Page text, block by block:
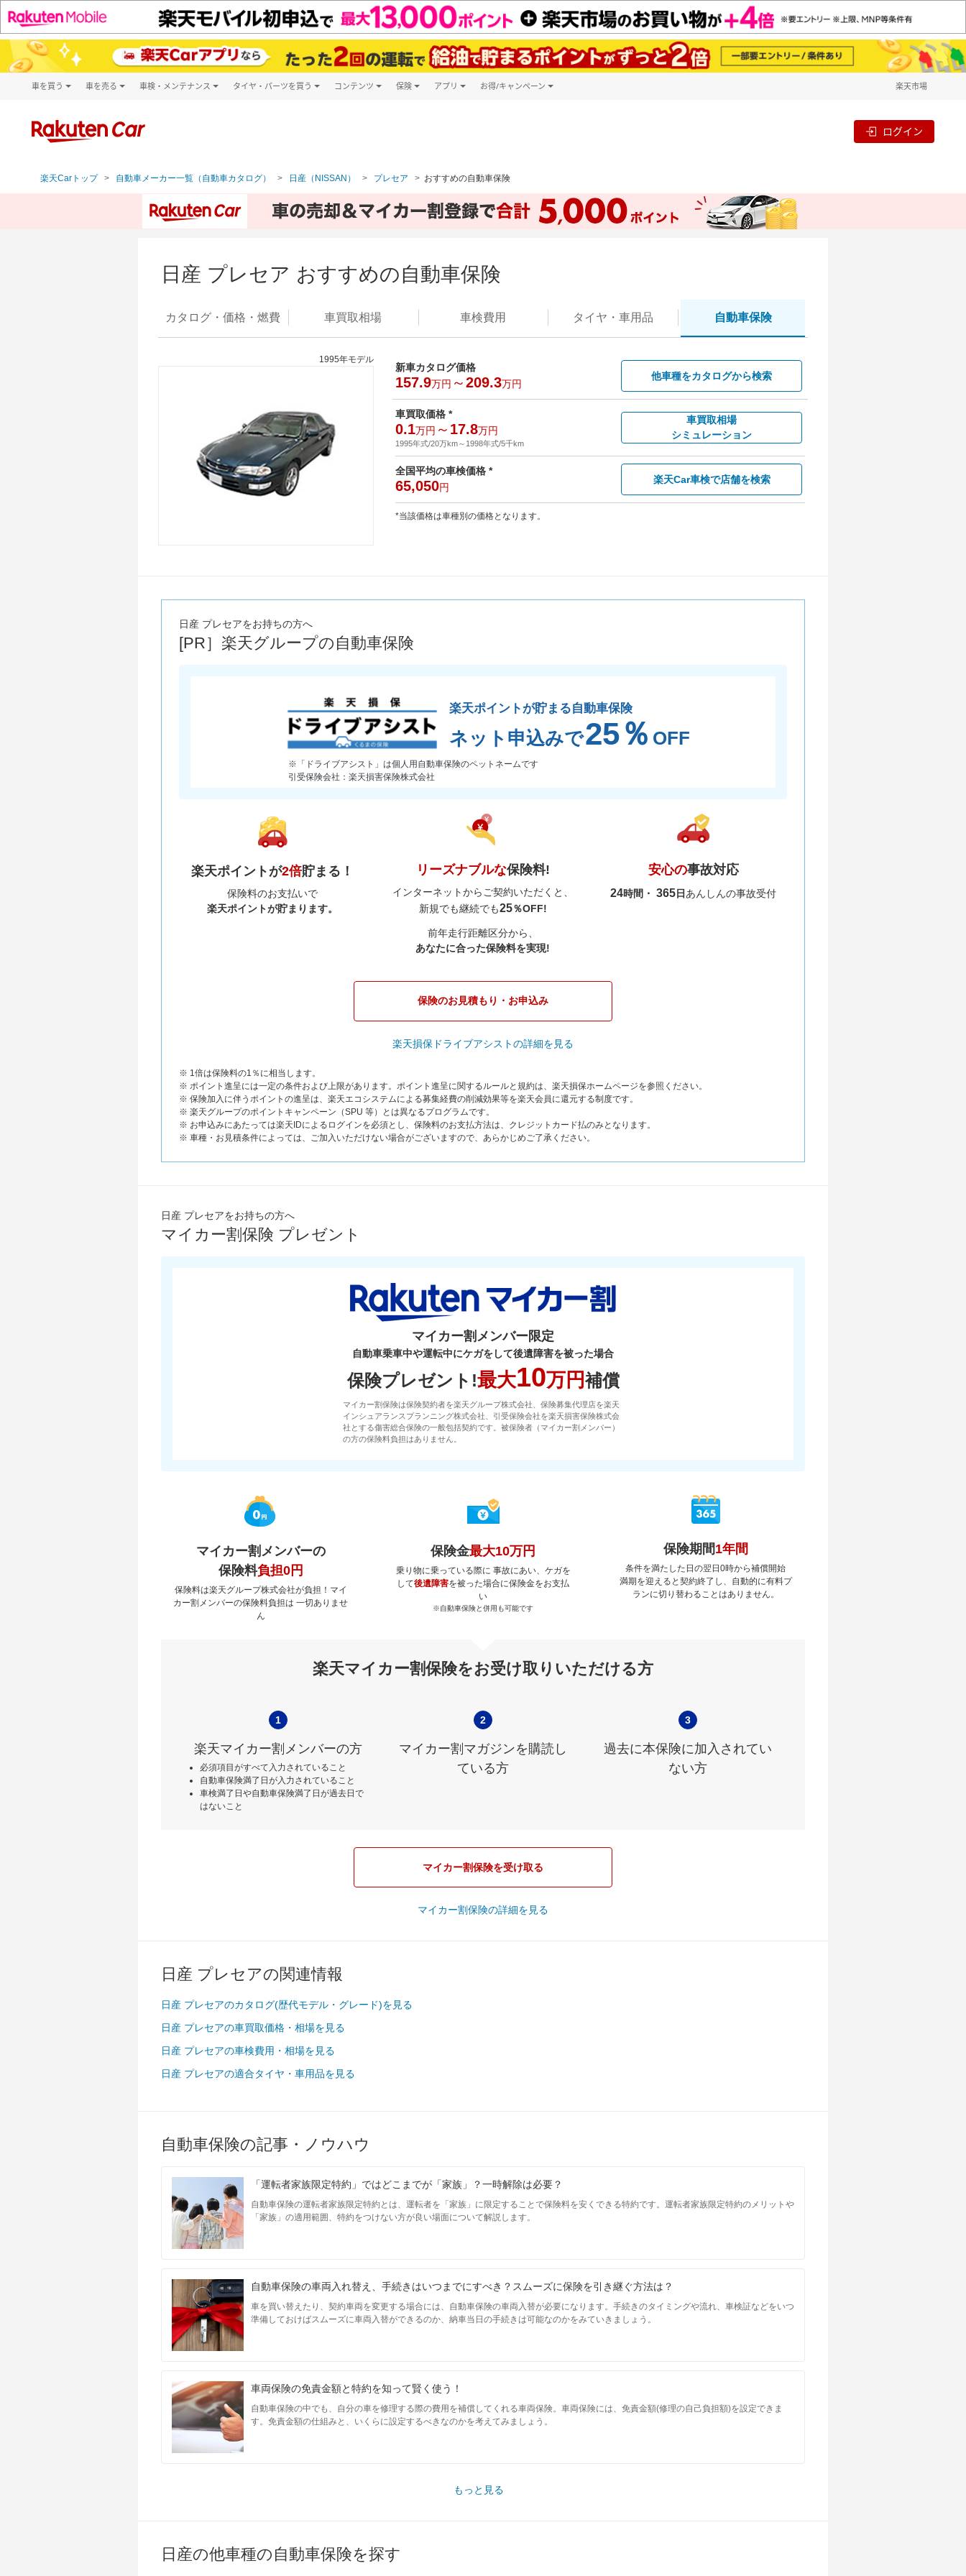
車を買う
新車
車を売る 車検・メンテナンス タイヤ・パーツを買う コンテンツ 保険 アプリ お得/キャンペーン 楽天市場
ログイン
楽天Carトップ 自動車メーカー一覧（自動車カタログ） 日産（NISSAN） プレセア おすすめの自動車保険
日産 プレセア おすすめの自動車保険
カタログ・価格・燃費 車買取相場 車検費用 タイヤ・ 車用品 自動車保険
1995年モデル
新車カタログ価格
157.9万円 ～209.3万円
他車種をカタログから検索
車買取価格 *
0.1万円 ～ 17.8万円
1995年式/20万km～ 1998年式/5千km
車買取相場
シミュレーション
全国平均の車検価格 *
65,050円
楽天Car車検で店舗を検索
*当該価格は車種別の価格となります。
日産 プレセアをお持ちの方へ
[PR］楽天グループの自動車保険
楽天ポイントが貯まる自動車保険
ネット申込みで25％ OFF
※「ドライブアシスト」は個人用自動車保険のペットネームです
引受保険会社：楽天損害保険株式会社
楽天ポイントが2倍貯まる！
保険料のお支払いで
楽天ポイントが貯まります。
リーズナブルな保険料!
インターネットからご契約いただくと、
新規でも継続でも25％OFF!
前年走行距離区分から、
あなたに合った保険料を実現!
安心の事故対応
24時間・365日あんしんの事故受付
保険のお見積もり・お申込み
楽天損保ドライブアシストの詳細を見る
※ 1倍は保険料の1％に相当します。
※ ポイント進呈には一定の条件および上限があります。ポイント進呈に関するルールと規約は、楽天損保ホームページを参照ください。
※ 保険加入に伴うポイントの進呈は、楽天エコシステムによる募集経費の削減効果等を楽天会員に還元する制度です。
※ 楽天グループのポイントキャンペーン（SPU 等）とは異なるプログラムです。
※ お申込みにあたっては楽天IDによるログインを必須とし、保険料のお支払方法は、クレジットカード払のみとなります。
※ 車種・お見積条件によっては、ご加入いただけない場合がございますので、あらかじめご了承ください。
日産 プレセアをお持ちの方へ
マイカー割保険 プレゼント
マイカー割メンバー限定
自動車乗車中や運転中にケガをして後遺障害を被った場合
保険プレゼント!最大10万円補償
マイカー割保険は保険契約者を楽天グループ株式会社、保険募集代理店を楽天
インシュアランスプランニング株式会社、引受保険会社を楽天損害保険株式会
社とする傷害総合保険の一般包括契約です。被保険者（マイカー割メンバー）
の方の保険料負担はありません。
マイカー割メンバーの
保険料負担0円
保険料は楽天グループ株式会社が負担！マイ
カー割メンバーの保険料負担は 一切ありませ
ん
保険金最大10万円
乗り物に乗っている際に 事故にあい、ケガを
して後遺障害を被った場合に保険金をお支払
い
※自動車保険と併用も可能です
保険期間1年間
条件を満たした日の翌日0時から補償開始
満期を迎えると契約終了し、自動的に有料プ
ランに切り替わることはありません。
楽天マイカー割保険をお受け取りいただける方
1
楽天マイカー割メンバーの方
必須項目がすべて入力されていること
自動車保険満了日が入力されていること
車検満了日や自動車保険満了日が過去日で
はないこと
2
マイカー割マガジンを購読し
ている方
3
過去に本保険に加入されてい
ない方
マイカー割保険を受け取る
マイカー割保険の詳細を見る
日産 プレセアの関連情報
日産 プレセアのカタログ(歴代モデル・グレード)を見る
日産 プレセアの車買取価格・相場を見る
日産 プレセアの車検費用・相場を見る
日産 プレセアの適合タイヤ・車用品を見る
自動車保険の記事・ノウハウ
「運転者家族限定特約」ではどこまでが「家族」？一時解除は必要？
自動車保険の運転者家族限定特約とは、運転者を「家族」に限定することで保険料を安くできる特約です。運転者家族限定特約のメリットや
「家族」の適用範囲、特約をつけない方が良い場面について解説します。
自動車保険の車両入れ替え、手続きはいつまでにすべき？スムーズに保険を引き継ぐ方法は？
車を買い替えたり、契約車両を変更する場合には、自動車保険の車両入替が必要になります。手続きのタイミングや流れ、車検証などをいつ
準備しておけばスムーズに車両入替ができるのか、納車当日の手続きは可能なのかをみていきましょう。
車両保険の免責金額と特約を知って賢く使う！
自動車保険の中でも、自分の車を修理する際の費用を補償してくれる車両保険。車両保険には、免責金額(修理の自己負担額)を設定できま
す。免責金額の仕組みと、いくらに設定するべきなのかを考えてみましょう。
もっと見る
日産の他車種の自動車保険を探す